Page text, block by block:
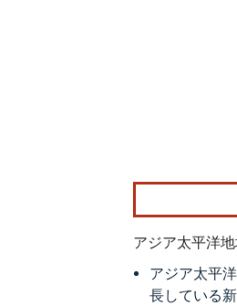
画像 © Mordor
アジア太平洋
アジア太平
長している